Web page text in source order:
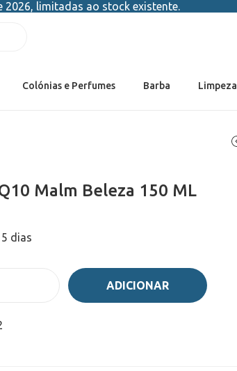
2026, limitadas ao stock existente.
Colónias e Perfumes Barba Limpeza
Malm Beleza 150 ML
dias
ADICIONAR